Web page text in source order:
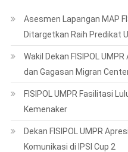
Asesmen Lapangan MAP
Ditargetkan Raih Predikat
Wakil Dekan FISIPOL
dan Gagasan Migran
FISIPOL UMPR Fasilitasi
Kemenaker
Dekan FISIPOL UMPR
Komunikasi di IPSI Cup 2